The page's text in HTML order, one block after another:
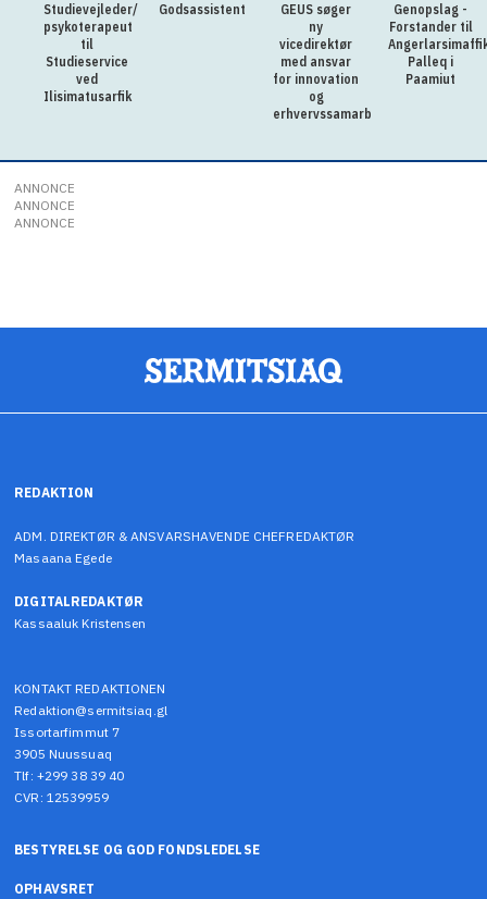
Studievejleder/
psykoterapeut
til
Studieservice
ved
Ilisimatusarfik
Godsassistent
GEUS søger
ny
vicedirektør
med ansvar
for innovation
og
erhvervssamarbejde
Genopslag -
Forstander til
Palleq i
Paamiut
ANNONCE
ANNONCE
ANNONCE
REDAKTION
ADM. DIREKTØR & ANSVARSHAVENDE CHEFREDAKTØR
Masaana Egede
DIGITALREDAKTØR
Kassaaluk Kristensen
KONTAKT REDAKTIONEN
Redaktion@sermitsiaq.gl
Issortarfimmut 7
3905 Nuussuaq
Tlf: +299 38 39 40
CVR: 12539959
BESTYRELSE OG GOD FONDSLEDELSE
OPHAVSRET